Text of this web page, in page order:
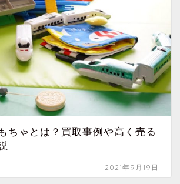
ちゃとは？買取事例や高く売る
2021年9月19日